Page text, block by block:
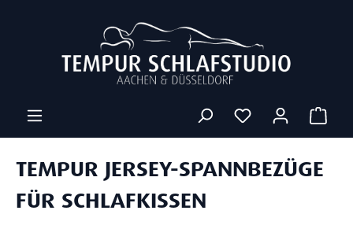
TEMPUR JERSEY-SPANNBEZÜGE
FÜR SCHLAFKISSEN